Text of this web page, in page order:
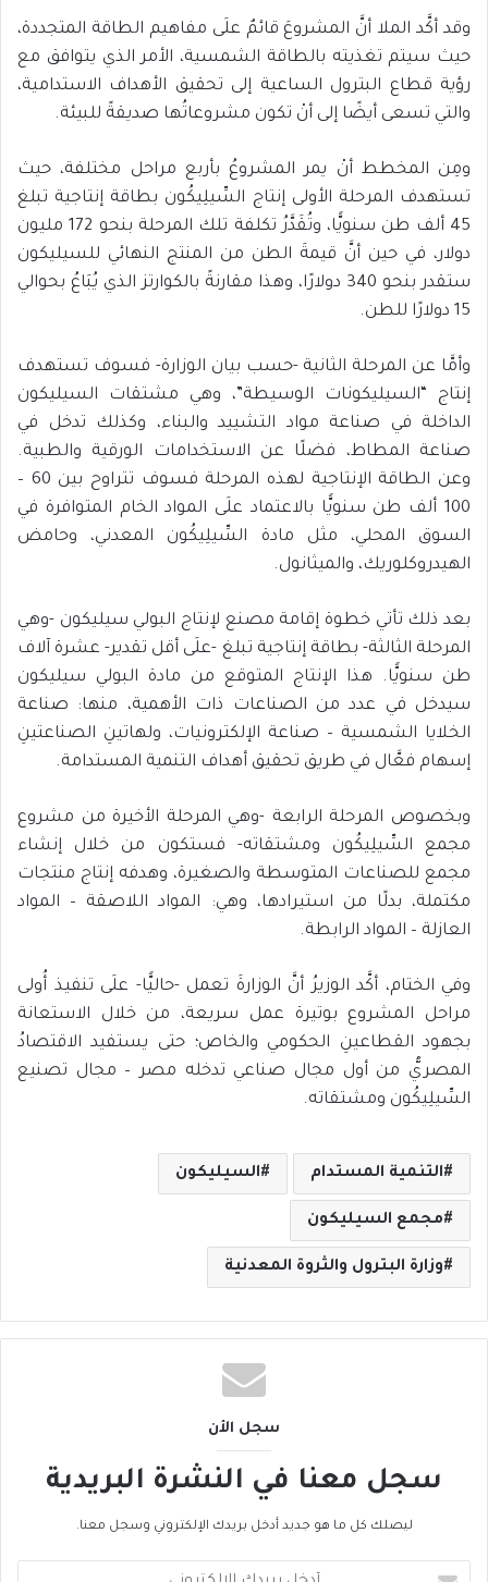
وقد أكَّد الملا أنَّ المشروعَ قائمٌ علَى مفاهيم الطاقة المتجددة،
حيث سيتم تغذيته بالطاقة الشمسية، الأمر الذي يتوافق مع
رؤية قطاع البترول الساعية إلى تحقيق الأهداف الاستدامية،
والتي تسعى أيضًا إلى أنْ تكون مشروعاتُها صديقةً للبيئة.
ومِن المخطط أنْ يمر المشروعُ بأربع مراحل مختلفة، حيث
تستهدف المرحلة الأولى إنتاج السِّيلِيكُون بطاقة إنتاجية تبلغ
45 ألف طن سنويًّا، وتُقَدَّرُ تكلفة تلك المرحلة بنحو 172 مليون
دولار، في حين أنَّ قيمةَ الطن من المنتج النهائي للسيليكون
ستقدر بنحو 340 دولارًا، وهذا مقارنةً بالكوارتز الذي يُبَاعُ بحوالي
15 دولارًا للطن.
وأمَّا عن المرحلة الثانية -حسب بيان الوزارة- فسوف تستهدف
إنتاج “السيليكونات الوسيطة”، وهي مشتقات السيليكون
الداخلة في صناعة مواد التشييد والبناء، وكذلك تدخل في
صناعة المطاط، فضلًا عن الاستخدامات الورقية والطبية.
وعن الطاقة الإنتاجية لهذه المرحلة فسوف تتراوح بين 60 –
100 ألف طن سنويًّا بالاعتماد علَى المواد الخام المتوافرة في
السوق المحلي، مثل مادة السِّيلِيكُون المعدني، وحامض
الهيدروكلوريك، والميثانول.
بعد ذلك تأتي خطوة إقامة مصنع لإنتاج البولي سيليكون -وهي
المرحلة الثالثة- بطاقة إنتاجية تبلغ -علَى أقل تقدير- عشرة آلاف
طن سنويًّا. هذا الإنتاج المتوقع من مادة البولي سيليكون
سيدخل في عدد من الصناعات ذات الأهمية، منها: صناعة
الخلايا الشمسية – صناعة الإلكترونيات، ولهاتينِ الصناعتينِ
إسهام فعَّال في طريق تحقيق أهداف التنمية المستدامة.
وبخصوص المرحلة الرابعة -وهي المرحلة الأخيرة من مشروع
مجمع السِّيلِيكُون ومشتقاته- فستكون من خلال إنشاء
مجمع للصناعات المتوسطة والصغيرة، وهدفه إنتاج منتجات
مكتملة، بدلًا من استيرادها، وهي: المواد اللاصقة – المواد
العازلة – المواد الرابطة.
وفي الختام، أكَّد الوزيرُ أنَّ الوزارةَ تعمل -حاليًّا- علَى تنفيذ أُولى
مراحل المشروع بوتيرة عمل سريعة، من خلال الاستعانة
بجهود القطاعينِ الحكومي والخاص؛ حتى يستفيد الاقتصادُ
المصريُّ من أول مجال صناعي تدخله مصر – مجال تصنيع
السِّيلِيكُون ومشتقاته.
التنمية المستدام السيليكون
مجمع السيليكون
وزارة البترول والثروة المعدنية
سجل الأن
سجل معنا في النشرة البريدية
ليصلك كل ما هو جديد أدخل بريدك الإلكتروني وسجل معنا.